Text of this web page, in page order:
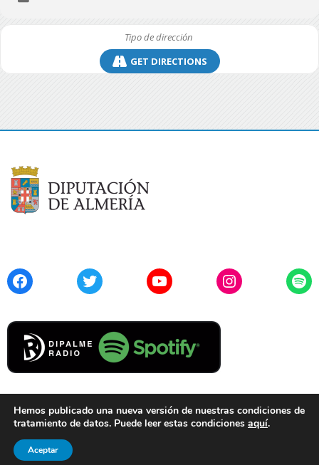
GET DIRECTIONS
FacebookTwitter YouTubeInstagram
Cookies
© 2021 Diputación de Almería. Todos los derechos reservados.
Hemos publicado una nueva versión de nuestras condiciones de
tratamiento de datos. Puede leer estas condiciones aquí.
Aceptar